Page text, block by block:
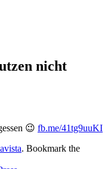
nicht
😉 fb.me/41tg9uuKI
. Bookmark the